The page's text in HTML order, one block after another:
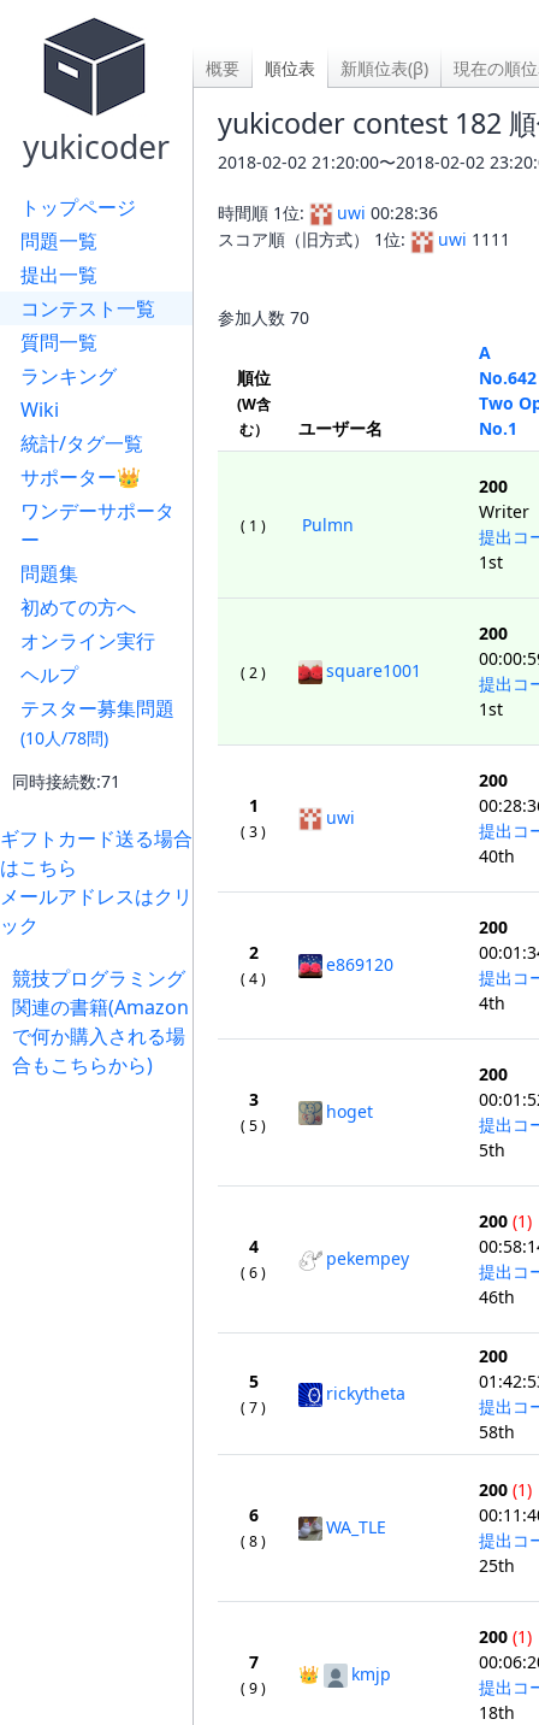
yukicoder
トップページ
問題一覧
提出一覧
コンテスト一覧
質問一覧
ランキング
Wiki
統計/タグ一覧
サポーター👑
ワンデーサポータ
ー
問題集
初めての方へ
オンライン実行
ヘルプ
テスター募集問題
(10人/78問)
同時接続数:71
ギフトカード送る場合
はこちら
メールアドレスはクリ
ック
競技プログラミング
関連の書籍(Amazon
で何か購入される場
合もこちらから)
概要 順位表 新順位表(β) 現在の順
yukicoder contest 182
2018-02-02 21:20:00〜2018-02-02
時間順 1位: uwi 00:28:36
スコア順（旧方式） 1位:
uwi 1111
参加人数 70
順位
(W含
む）
ユーザー名
A
No.642
Two
No.1
( 1 ) Pulmn
200
Writer
提出コ
1st
( 2 ) square1001
200
提出コ
1st
1
( 3 )
uwi
200
提出コ
40th
2
( 4 )
e869120
200
提出コ
4th
3
( 5 )
hoget
200
提出コ
5th
4
( 6 )
pekempey
200 (1)
提出コ
46th
5
( 7 )
rickytheta
200
提出コ
58th
6
( 8 )
WA_TLE
200 (1)
提出コ
25th
7
( 9 )
👑 kmjp
200 (1)
提出コ
18th